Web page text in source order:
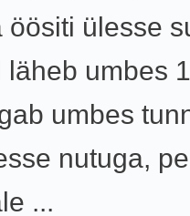
öösiti ülesse
läheb umbes
umbes
nutuga,
...